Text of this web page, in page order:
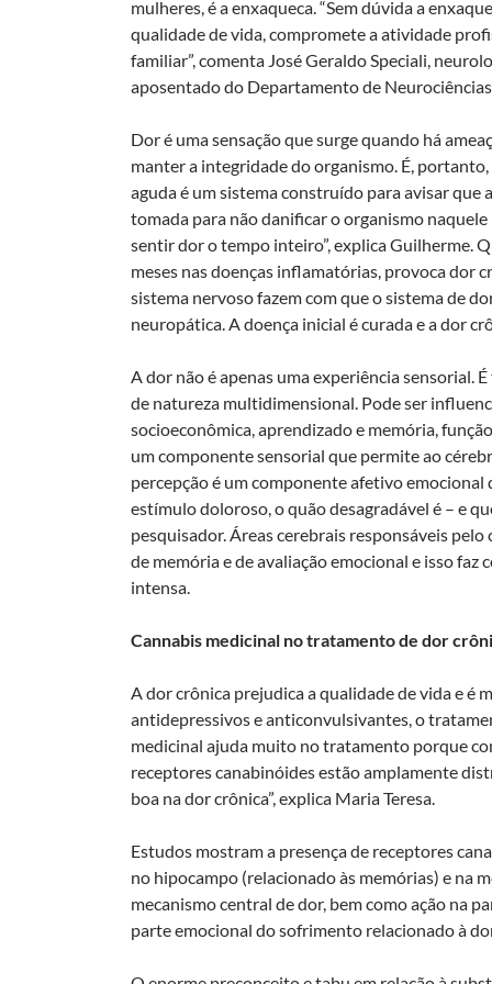
mulheres, é a enxaqueca. “Sem dúvida a
qualidade de vida, compromete a atividade
familiar”, comenta José Geraldo Speciali,
aposentado do Departamento de
Dor é uma sensação que surge quando há
manter a integridade do organismo. É, portanto,
aguda é um sistema construído para avisar que
tomada para não danificar o organismo
sentir dor o tempo inteiro”, explica Guilherme.
meses nas doenças inflamatórias, provoca dor
sistema nervoso fazem com que o sistema de
neuropática. A doença inicial é curada e a dor
A dor não é apenas uma experiência sensorial.
de natureza multidimensional. Pode ser
socioeconômica, aprendizado e memória,
um componente sensorial que permite ao
percepção é um componente afetivo
estímulo doloroso, o quão desagradável é – e
pesquisador. Áreas cerebrais responsáveis
de memória e de avaliação emocional e isso faz
intensa.
Cannabis medicinal no tratamento de dor
A dor crônica prejudica a qualidade de vida e é
antidepressivos e anticonvulsivantes, o
medicinal ajuda muito no tratamento porque
receptores canabinóides estão amplamente
boa na dor crônica”, explica Maria Teresa.
Estudos mostram a presença de receptores
no hipocampo (relacionado às memórias) e na
mecanismo central de dor, bem como ação na
parte emocional do sofrimento relacionado à